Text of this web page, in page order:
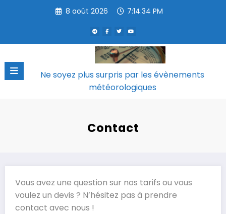
8 août 2026 7:14:34 PM
Ne soyez plus surpris par les évènements
météorologiques
Contact
Vous avez une question sur nos tarifs ou vous
voulez un devis ? N’hésitez pas à prendre
contact avec nous !